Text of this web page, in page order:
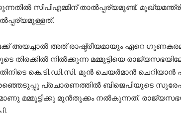
സിപിഎമ്മിന് താല്‍പ്പര്യമുണ്ട്.
അയച്ചാല്‍ അത് രാഷ്ട്രീയമായും ഏറെ
തിരക്കില്‍ നില്‍ക്കുന്ന മമ്മൂട്ടിയെ
കെ.ടി.ഡി.സി. മുന്‍ ചെയര്‍മാന്‍ ചെറിയാന്‍
പ്രചാരണത്തില്‍ ബിജെപിയുടെ സുരേഷ്
മമ്മൂട്ടിക്കു മുന്‍തൂക്കം നല്‍കുന്നത്.